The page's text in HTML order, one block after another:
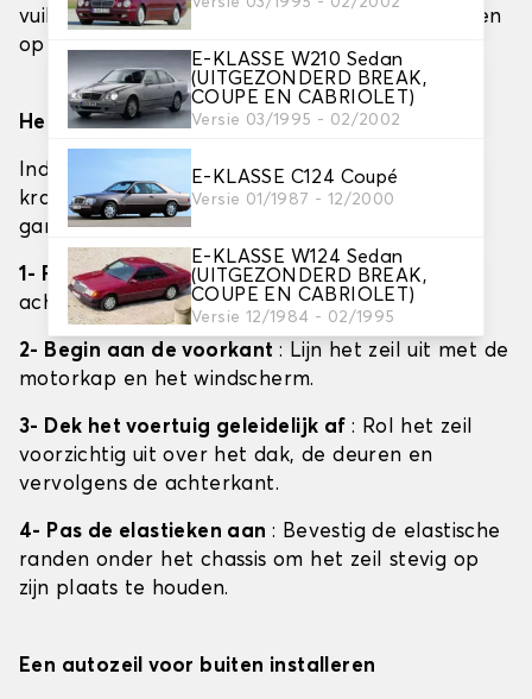
E-KLASSE W210 Sedan
(UITGEZONDERD BREAK,
COUPE EN CABRIOLET)
Versie 03/1995 - 02/2002
E-KLASSE C124 Coupé
Versie 01/1987 - 12/2000
E-KLASSE W124 Sedan
(UITGEZONDERD BREAK,
COUPE EN CABRIOLET)
Versie 12/1984 - 02/1995
vuil of puin aan het zeil blijft kleven, wat krassen
op uw carrosserie kan veroorzaken.
Het installeren van een interieur auto tarp
Indoor zeilen beschermen uw auto tegen stof,
krassen en kleine dagelijkse agressies in een
garage of afgesloten ruimte.
1- Plaats het zeil: Identificeer de voor- en
achterkant van het zeil.
2- Begin aan de voorkant : Lijn het zeil uit met de
motorkap en het windscherm.
3- Dek het voertuig geleidelijk af : Rol het zeil
voorzichtig uit over het dak, de deuren en
vervolgens de achterkant.
4- Pas de elastieken aan : Bevestig de elastische
randen onder het chassis om het zeil stevig op
zijn plaats te houden.
Een autozeil voor buiten installeren